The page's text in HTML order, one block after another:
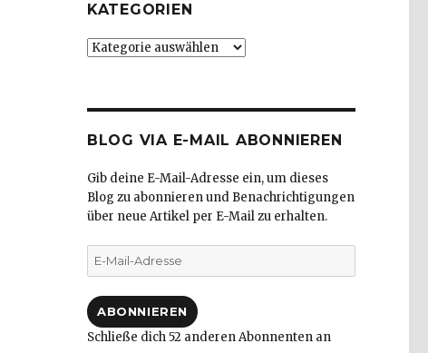
KATEGORIEN
Kategorien
BLOG VIA E-MAIL ABONNIEREN
Gib deine E-Mail-Adresse ein, um dieses
Blog zu abonnieren und Benachrichtigungen
über neue Artikel per E-Mail zu erhalten.
E-
Mail-
ABONNIEREN
Schließe dich 52 anderen Abonnenten an